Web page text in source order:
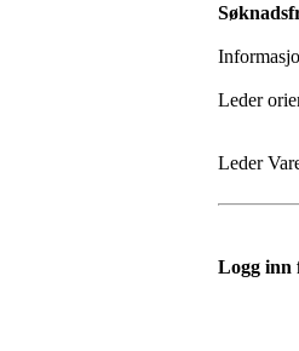
Leder
Leder
Logg inn